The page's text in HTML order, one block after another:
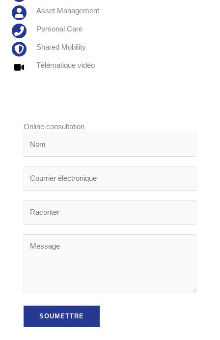
Asset Management
Personal Care
Shared Mobility
Télématique vidéo
Online consultation
SOUMETTRE